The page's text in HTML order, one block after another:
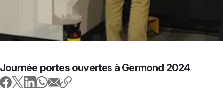
Journée portes ouvertes à Germond 2024